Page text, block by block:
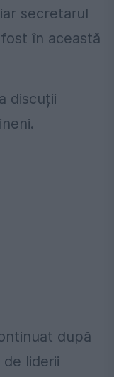
secretarul
în această
discuții
după
liderii